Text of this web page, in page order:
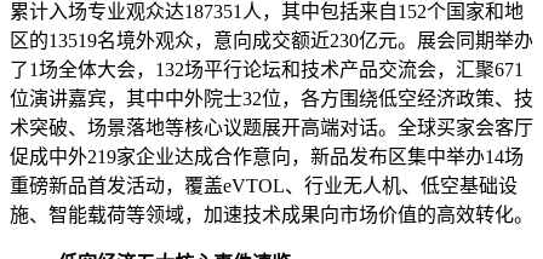
累计入场专业观众达187351人，其中包括来自152个国家和地
区的13519名境外观众，意向成交额近230亿元。展会同期举办
了1场全体大会，132场平行论坛和技术产品交流会，汇聚671
位演讲嘉宾，其中中外院士32位，各方围绕低空经济政策、技
术突破、场景落地等核心议题展开高端对话。全球买家会客厅
促成中外219家企业达成合作意向，新品发布区集中举办14场
重磅新品首发活动，覆盖eVTOL、行业无人机、低空基础设
施、智能载荷等领域，加速技术成果向市场价值的高效转化。